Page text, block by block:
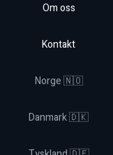
Om oss
Kontakt
Norge 🇳🇴
Danmark 🇩🇰